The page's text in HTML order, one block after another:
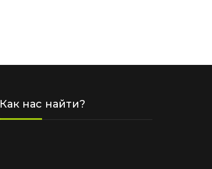
Как нас найти?